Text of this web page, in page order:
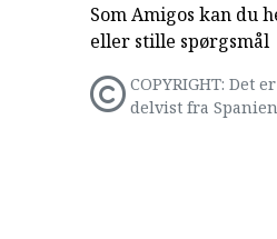
Som Amigos kan du
eller stille spørgsmål
COPYRIGHT:
delvist fra